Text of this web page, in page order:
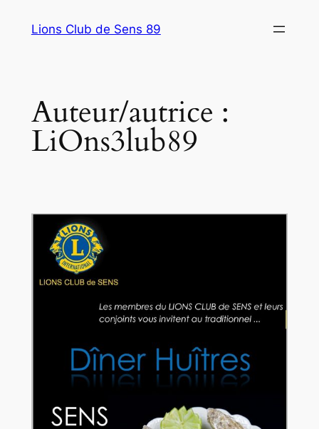
Lions Club de Sens 89
Auteur/autrice :
LiOns3lub89